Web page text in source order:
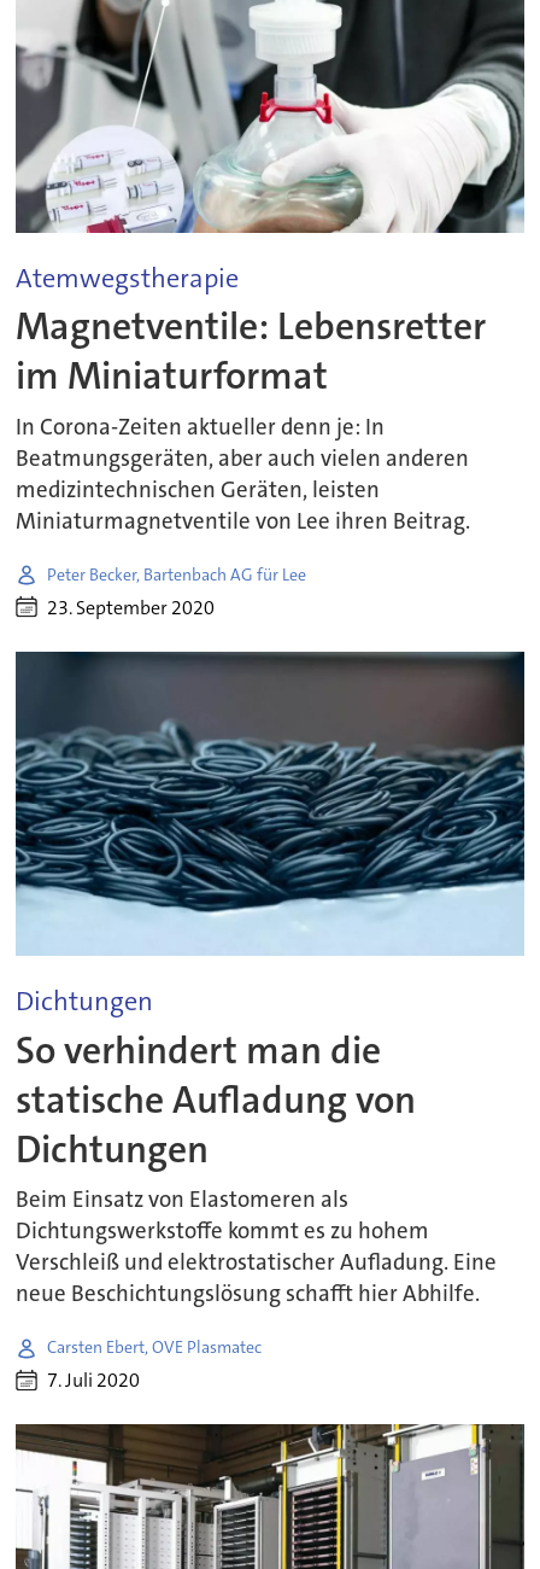
Atemwegstherapie
Magnetventile: Lebensretter
im Miniaturformat
In Corona-Zeiten aktueller denn je: In
Beatmungsgeräten, aber auch vielen anderen
medizintechnischen Geräten, leisten
Miniaturmagnetventile von Lee ihren Beitrag.
Peter Becker, Bartenbach AG für Lee
23. September 2020
Dichtungen
So verhindert man die
statische Aufladung von
Dichtungen
Beim Einsatz von Elastomeren als
Dichtungswerkstoffe kommt es zu hohem
Verschleiß und elektrostatischer Aufladung. Eine
neue Beschichtungslösung schafft hier Abhilfe.
Carsten Ebert, OVE Plasmatec
7. Juli 2020